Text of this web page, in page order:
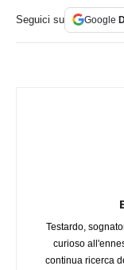
Seguici su Google
Testardo,
curioso
continua ricerca